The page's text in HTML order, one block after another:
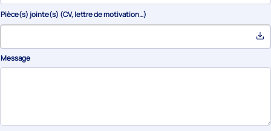
Pièce(s) jointe(s) (CV, lettre de motivation…)
Message